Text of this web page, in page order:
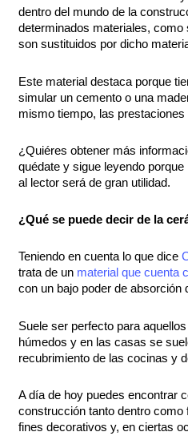
dentro del mundo de la
determinados materiales, como
son sustituidos por dicho
Este material destaca porque
simular un cemento o una
mismo tiempo, las prestaciones
¿Quiéres obtener más
quédate y sigue leyendo
al lector será de gran utilidad.
¿Qué se puede decir de la
Teniendo en cuenta lo que dice
trata de un material que cuenta
con un bajo poder de absorción
Suele ser perfecto para
húmedos y en las casas se
recubrimiento de las cocinas y
A día de hoy puedes encontrar
construcción tanto dentro como
fines decorativos y, en ciertas